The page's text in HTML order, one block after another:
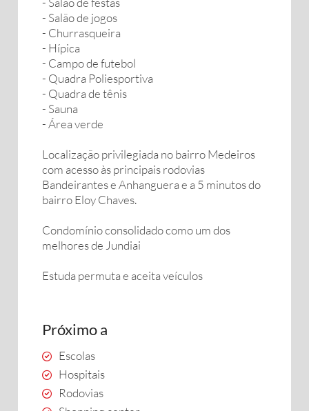
- Salão de jogos
- Churrasqueira
- Hípica
- Campo de futebol
- Quadra Poliesportiva
- Quadra de tênis
- Sauna
- Área verde
Localização privilegiada no bairro Medeiros
com acesso às principais rodovias
Bandeirantes e Anhanguera e a 5 minutos do
bairro Eloy Chaves.
Condomínio consolidado como um dos
melhores de Jundiai
Estuda permuta e aceita veículos
Próximo a
Escolas
Hospitais
Rodovias